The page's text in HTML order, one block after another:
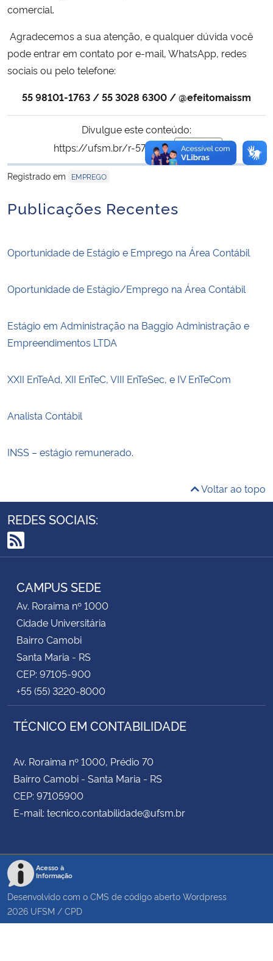
Planalto
comercial.
Agradecemos a sua atenção, e qualquer dúvida você
pode entrar em contato por e-mail, WhatsApp, redes
sociais ou pelo telefone:
55 98101-1763 / 55 3028 6300 / @efeitomaissm
Divulgue este conteúdo:
https://ufsm.br/r-578-453
Copiar
para área de
Registrado em
EMPREGO
Publicações Recentes
Oportunidade de Estágio e Emprego na Área Contábil
Oportunidade de Estágio/Emprego na Área Contábil
Estágio em Administração na Baggio Administração e
Empreendimentos LTDA
XXII EnTeAd, XII EnTeC, VIII EnTeSec, e IV EnTeCom
Analista Contábil
INSS – estágio remunerado.
Voltar ao topo
REDES SOCIAIS:
RSS
CAMPUS SEDE
Av. Roraima nº 1000
Cidade Universitária
Bairro Camobi
Santa Maria - RS
CEP: 97105-900
+55 (55) 3220-8000
TÉCNICO EM CONTABILIDADE
Av. Roraima nº 1000, Prédio 70
Bairro Camobi - Santa Maria - RS
CEP: 97105900
E-mail: tecnico.contabilidade@ufsm.br
Acesso à
Informação
Desenvolvido com o CMS de código aberto Wordpress
2026 UFSM / CPD